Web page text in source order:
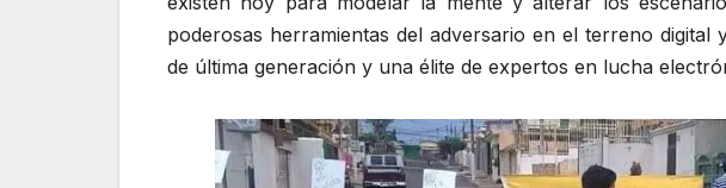
poderosas herramientas del adversario en el terreno
de última generación y una élite de expertos en lucha